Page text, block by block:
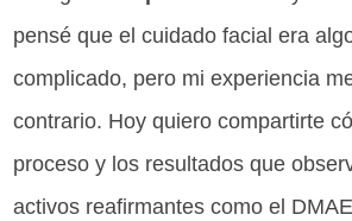
pensé que el cuidado facial era
complicado, pero mi experiencia
contrario. Hoy quiero compartirte
proceso y los resultados que
activos reafirmantes como el